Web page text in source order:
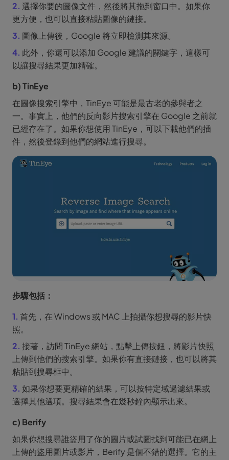
2. 選擇你要的圖像文件，然後將其拖到窗口中。如果你
更方便，也可以直接粘貼圖像的鏈接。
3. 圖像上傳後，Google 將立即檢測其來源。
4. 此外，你還可以添加 Google 建議的關鍵字，這樣可
以讓搜尋結果更加精確。
b) TinEye
在圖像搜索引擎中，TinEye 可能是最古老的參與者之
一。事實上，他們的反向影片搜索引擎在 Google 之前就
已經存在了。如果你想使用 TinEye，可以下載他們的插
件，然後登錄到他們的網站進行搜尋。
步驟包括：
1. 首先，在 Windows 或 MAC 上拍攝你想搜尋的影片快
照。
2. 接著，訪問 TinEye 網站，點擊上傳按鈕，將影片快照
上傳到他們的搜索引擎。如果你有直接鏈接，也可以將其
粘貼到搜尋框中。
3. 如果你想要更精確的結果，可以按特定域過濾結果或
選擇其他選項。搜尋結果會在幾秒鐘內顯示出來。
c) Berify
如果你想搜尋誰盜用了你的圖片或試圖找到可能已在網上
上傳的盜用圖片或影片，Berify 是個不錯的選擇。它的主